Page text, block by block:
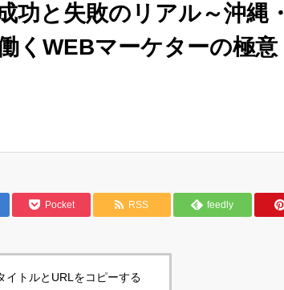
功と失敗のリアル～沖縄・
くWEBマーケターの極意
Pocket RSS feedly
イトルとURLをコピーする